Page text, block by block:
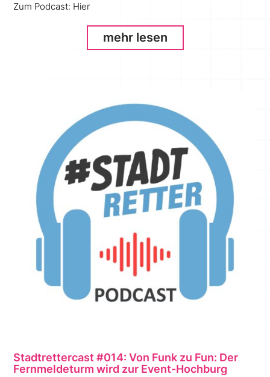
Zum Podcast: Hier
mehr lesen
Stadtrettercast #014: Von Funk zu Fun: Der
Fernmeldeturm wird zur Event-Hochburg